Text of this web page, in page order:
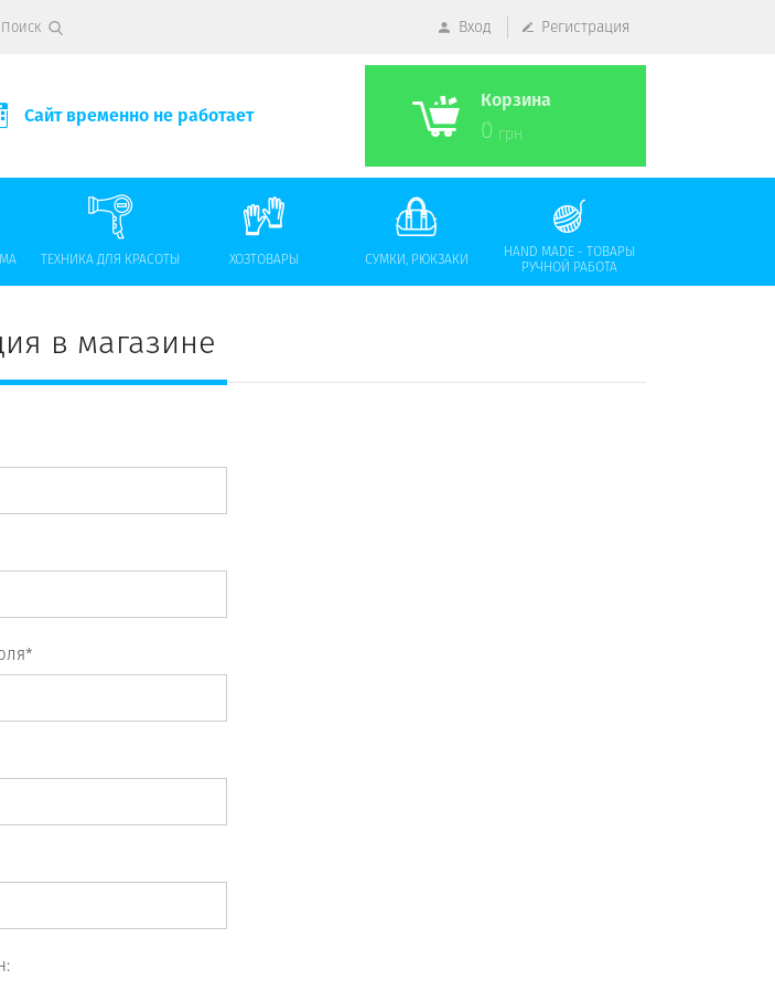
Поиск Вход Регистрация
Сайт временно не работает
Корзина
0 грн
ТЕХНИКА ДЛЯ КРАСОТЫ ХОЗТОВАРЫ СУМКИ, РЮКЗАКИ
HAND MADE - ТОВАРЫ
РУЧНОЙ РАБОТА
в магазине